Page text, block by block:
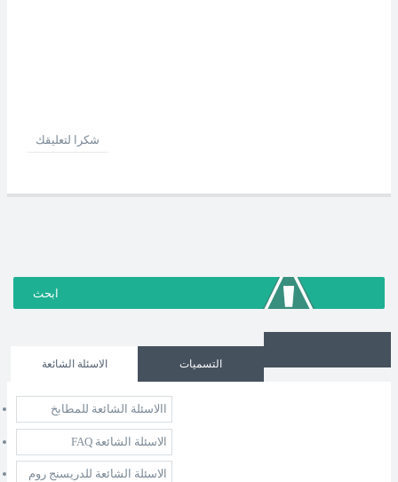
شكرا لتعليقك
الاسئلة الشائعة التسميات
االاسئلة الشائعة للمطابخ
الاسئلة الشائعة FAQ
الاسئلة الشائعة للدريسنج روم